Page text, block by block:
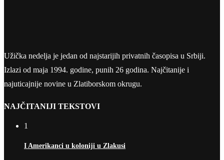
Užička nedelja je jedan od najstarijih privatnih časopisa u Srbiji.
Izlazi od maja 1994. godine, punih 26 godina. Najčitanije i
najuticajnije novine u Zlatiborskom okrugu.
NAJČITANIJI TEKSTOVI
1
I Amerikanci u koloniji u Zlakusi